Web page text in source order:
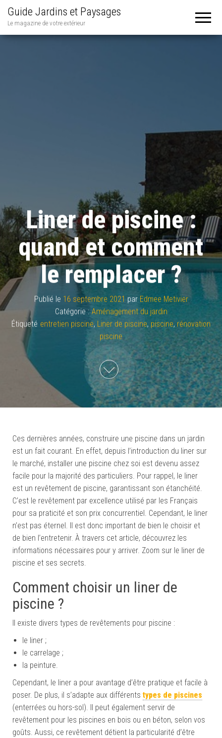
Guide Jardins et Paysages
Le magazine de votre extérieur
Liner de piscine :
quand et comment
le remplacer ?
Publié le 16 septembre 2021 par Edmee Metivier
Catégorie : Aménagement du jardin
Étiqueté entretien piscine, Liner de piscine, piscine, rénovation
piscine
Ces dernières années, construire une piscine dans un jardin
est un fait courant. En effet, depuis l’introduction du liner sur
le marché, installer une piscine chez soi est devenu assez
facile pour la majorité des particuliers. Pour rappel, le liner
est un revêtement de piscine, garantissant son étanchéité.
C’est le revêtement par excellence utilisé par les Français
pour sa praticité et son prix concurrentiel. Cependant, le liner
n’est pas éternel. Il est donc important de bien le choisir et
de bien l’entretenir. À travers cet article, découvrez les
informations nécessaires pour y arriver. Zoom sur le liner de
piscine et ses secrets.
Comment choisir un liner de
piscine ?
Il existe divers types de revêtements pour piscine :
le liner ;
le carrelage ;
la peinture.
Cependant, le liner a pour avantage d’être pratique et facile à
poser. De plus, il s’adapte aux différents types de piscines
(enterrées ou hors-sol). Il peut également servir de
revêtement pour les piscines en bois ou en béton, selon vos
goûts. Aussi, ce revêtement détient la particularité d’être